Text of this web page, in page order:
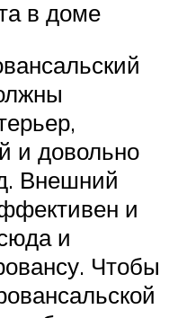
в доме
и довольно
Внешний
и
и
Чтобы